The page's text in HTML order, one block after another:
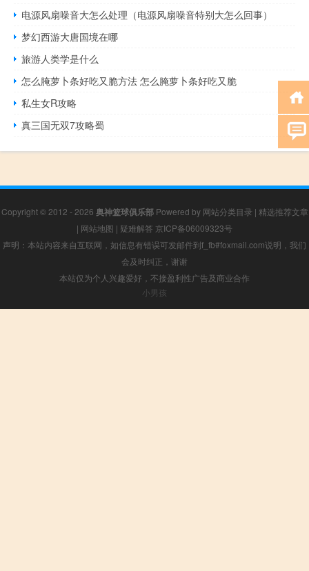
电源风扇噪音大怎么处理（电源风扇噪音特别大怎么回事）
梦幻西游大唐国境在哪
旅游人类学是什么
怎么腌萝卜条好吃又脆方法 怎么腌萝卜条好吃又脆
私生女R攻略
真三国无双7攻略蜀
Copyright © 2012 - 2026 奥神篮球俱乐部Powered by 网站分类目录 | 精选推荐文章
| 网站地图 | 疑难解答 京ICP备06009323号
声明：本站内容来自互联网，如信息有错误可发邮件到f_fb#foxmail.com说明，我们
会及时纠正，谢谢
本站仅为个人兴趣爱好，不接盈利性广告及商业合作
小男孩